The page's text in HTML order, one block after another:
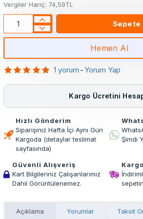
1 yorum - Yorum Yap
Vergiler Hariç: 74,59TL
Sepete
Hemen Al
Kargo Ücretini
Hızlı Gönderim
Siparişiniz Hafta İçi Aynı Gün
Kargoda (detaylar teslimat
sayfasında)
Şimdi
Güvenli Alışveriş
Kart Bilgileriniz Çalışanlarımız
Dahil Görüntülenemez.
Kargo
Açıklama Yorumlar Taksit